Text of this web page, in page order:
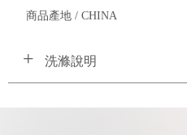
商品產地 / CHINA
洗滌說明